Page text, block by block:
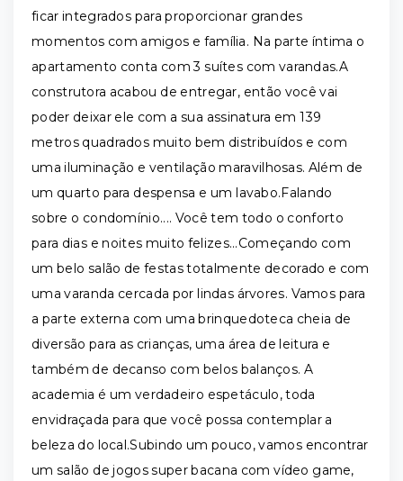
ficar integrados para proporcionar grandes
momentos com amigos e família. Na parte íntima o
apartamento conta com 3 suítes com varandas.A
construtora acabou de entregar, então você vai
poder deixar ele com a sua assinatura em 139
metros quadrados muito bem distribuídos e com
uma iluminação e ventilação maravilhosas. Além de
um quarto para despensa e um lavabo.Falando
sobre o condomínio.... Você tem todo o conforto
para dias e noites muito felizes...Começando com
um belo salão de festas totalmente decorado e com
uma varanda cercada por lindas árvores. Vamos para
a parte externa com uma brinquedoteca cheia de
diversão para as crianças, uma área de leitura e
também de decanso com belos balanços. A
academia é um verdadeiro espetáculo, toda
envidraçada para que você possa contemplar a
beleza do local.Subindo um pouco, vamos encontrar
um salão de jogos super bacana com vídeo game,